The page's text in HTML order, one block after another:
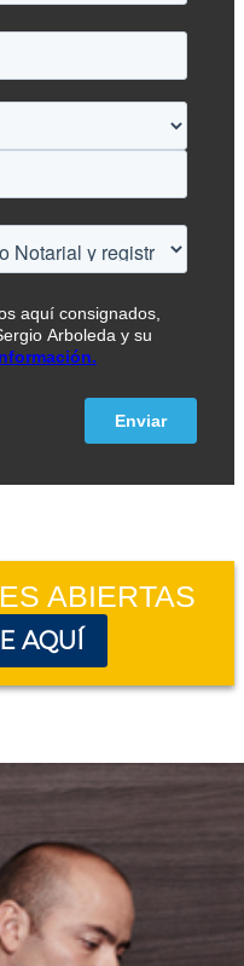
ABIERTAS
AQUÍ